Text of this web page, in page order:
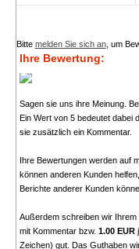
Bitte melden Sie sich an, um
Ihre Bewertung:
Sagen sie uns ihre Meinung.
Ein Wert von 5 bedeutet dabei
sie zusätzlich ein Kommentar.
Ihre Bewertungen werden auf
können anderen Kunden
Berichte anderer Kunden
Außerdem schreiben wir Ihrem
mit Kommentar bzw. 1.00 EUR
Zeichen) gut. Das Guthaben